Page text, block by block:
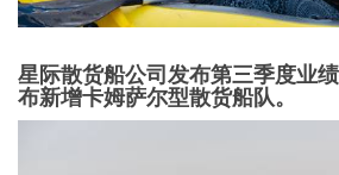
星际散货船公司发布第三季度业
布新增卡姆萨尔型散货船队。